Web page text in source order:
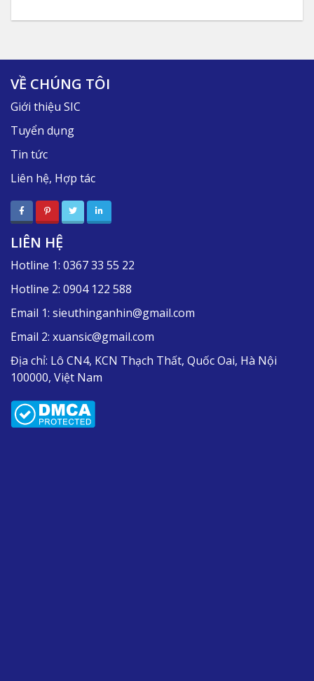
VỀ CHÚNG TÔI
Giới thiệu SIC
Tuyển dụng
Tin tức
Liên hệ, Hợp tác
LIÊN HỆ
Hotline 1: 0367 33 55 22
Hotline 2: 0904 122 588
Email 1: sieuthinganhin@gmail.com
Email 2: xuansic@gmail.com
Địa chỉ: Lô CN4, KCN Thạch Thất, Quốc Oai, Hà Nội
100000, Việt Nam